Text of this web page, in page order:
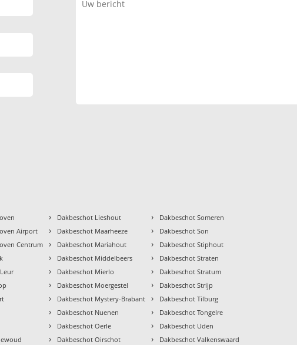
Airport
Centrum
› Dakbeschot Lieshout
› Dakbeschot Maarheeze
› Dakbeschot Mariahout
› Dakbeschot Middelbeers
› Dakbeschot Mierlo
› Dakbeschot Moergestel
› Dakbeschot Mystery-Brabant
› Dakbeschot Nuenen
› Dakbeschot Oerle
› Dakbeschot Oirschot
› Dakbeschot Someren
› Dakbeschot Son
› Dakbeschot Stiphout
› Dakbeschot Straten
› Dakbeschot Stratum
› Dakbeschot Strijp
› Dakbeschot Tilburg
› Dakbeschot Tongelre
› Dakbeschot Uden
› Dakbeschot Valkenswaard